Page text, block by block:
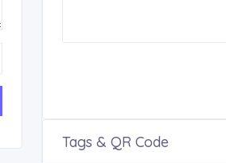
Tags & QR Code